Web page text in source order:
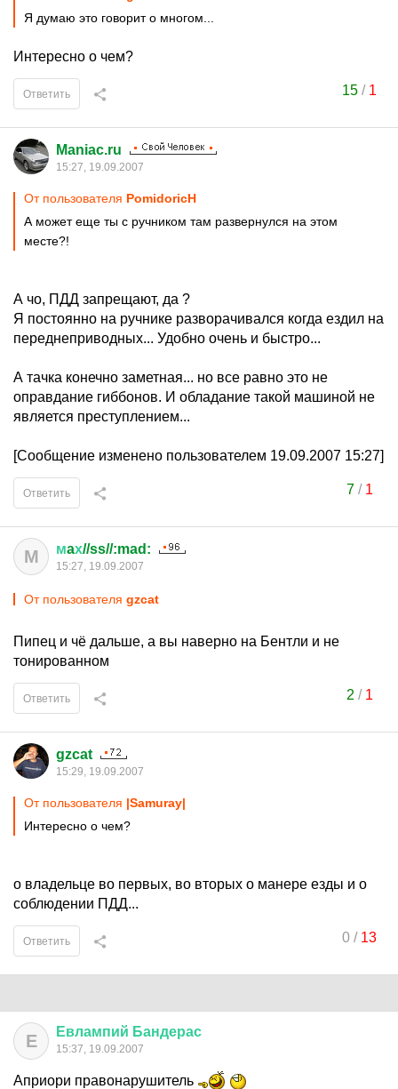
Я думаю это говорит о многом...
Интересно о чем?
15 / 1
Ответить
Maniac.ru
15:27, 19.09.2007
От пользователя PomidoricH
А может еще ты с ручником там развернулся на этом
месте?!
А чо, ПДД запрещают, да ?
Я постоянно на ручнике разворачивался когда ездил на
переднеприводных... Удобно очень и быстро...
А тачка конечно заметная... но все равно это не
оправдание гиббонов. И обладание такой машиной не
является преступлением...
[Сообщение изменено пользователем 19.09.2007 15:27]
7/ 1
Ответить
М мaх//ss//:mad:
15:27, 19.09.2007
От пользователя gzcat
Пипец и чё дальше, а вы наверно на Бентли и не
тонированном
2 / 1
Ответить
gzcat
15:29, 19.09.2007
От пользователя |Samuray|
Интересно о чем?
о владельце во первых, во вторых о манере езды и о
соблюдении ПДД...
0 / 13
Ответить
Е Евлампий Бандерас
15:37, 19.09.2007
Априори правонарушитель